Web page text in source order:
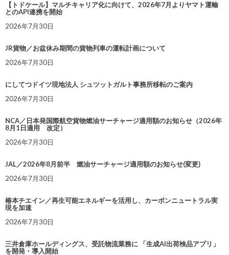
【トドケール】マルチキャリア化に向けて、2026年7月よりヤマト運輸
とのAPI連携を開始
2026年7月30日
JR貨物／お盆休み期間の貨物列車の運転計画について
2026年7月30日
にしてつドイツ現地法人 シュツットガルト事務所移転のご案内
2026年7月30日
NCA／日本発国際航空貨物燃油サーチャージ適用額のお知らせ（2026年
8月1日適用 改定）
2026年7月30日
JAL／2026年8月前半 燃油サーチャージ適用額のお知らせ(変更)
2026年7月30日
椿本チエイン／再生可能エネルギーを活用し、カーボンニュートラル実
現を加速
2026年7月30日
三井倉庫ホールディングス、受託物流業務に 「生成AI出荷検品アプリ」
を開発・導入開始